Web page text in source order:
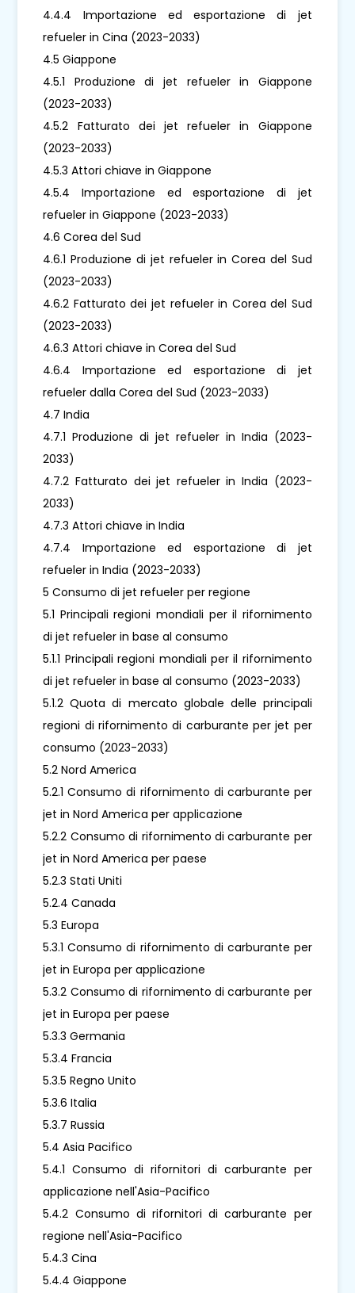
4.4.4 Importazione ed esportazione di jet
refueler in Cina (2023-2033)
4.5 Giappone
4.5.1 Produzione di jet refueler in Giappone
(2023-2033)
4.5.2 Fatturato dei jet refueler in Giappone
(2023-2033)
4.5.3 Attori chiave in Giappone
4.5.4 Importazione ed esportazione di jet
refueler in Giappone (2023-2033)
4.6 Corea del Sud
4.6.1 Produzione di jet refueler in Corea del Sud
(2023-2033)
4.6.2 Fatturato dei jet refueler in Corea del Sud
(2023-2033)
4.6.3 Attori chiave in Corea del Sud
4.6.4 Importazione ed esportazione di jet
refueler dalla Corea del Sud (2023-2033)
4.7 India
4.7.1 Produzione di jet refueler in India (2023-
2033)
4.7.2 Fatturato dei jet refueler in India (2023-
2033)
4.7.3 Attori chiave in India
4.7.4 Importazione ed esportazione di jet
refueler in India (2023-2033)
5 Consumo di jet refueler per regione
5.1 Principali regioni mondiali per il rifornimento
di jet refueler in base al consumo
5.1.1 Principali regioni mondiali per il rifornimento
di jet refueler in base al consumo (2023-2033)
5.1.2 Quota di mercato globale delle principali
regioni di rifornimento di carburante per jet per
consumo (2023-2033)
5.2 Nord America
5.2.1 Consumo di rifornimento di carburante per
jet in Nord America per applicazione
5.2.2 Consumo di rifornimento di carburante per
jet in Nord America per paese
5.2.3 Stati Uniti
5.2.4 Canada
5.3 Europa
5.3.1 Consumo di rifornimento di carburante per
jet in Europa per applicazione
5.3.2 Consumo di rifornimento di carburante per
jet in Europa per paese
5.3.3 Germania
5.3.4 Francia
5.3.5 Regno Unito
5.3.6 Italia
5.3.7 Russia
5.4 Asia Pacifico
5.4.1 Consumo di rifornitori di carburante per
applicazione nell'Asia-Pacifico
5.4.2 Consumo di rifornitori di carburante per
regione nell'Asia-Pacifico
5.4.3 Cina
5.4.4 Giappone